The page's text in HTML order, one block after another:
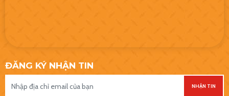
ĐĂNG KÝ NHẬN TIN
NHẬN TIN